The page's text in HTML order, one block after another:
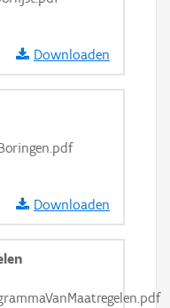
Downloaden
Downloaden